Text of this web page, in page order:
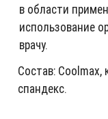
в области
использование
врачу.
Состав: Coolmax,
спандекс.